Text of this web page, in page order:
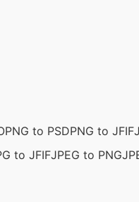
PNG to PSDPNG to JFIF
to JFIFJPEG to PNG